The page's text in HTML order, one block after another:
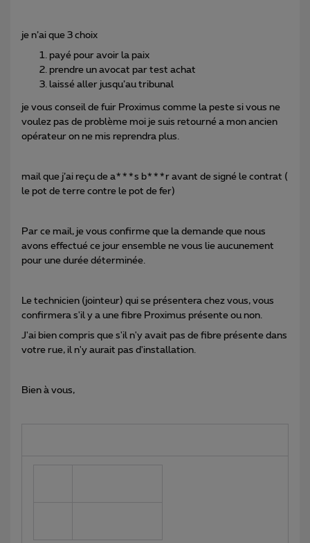
je n’ai que 3 choix
payé pour avoir la paix
prendre un avocat par test achat
laissé aller jusqu’au tribunal
je vous conseil de fuir Proximus comme la peste si vous ne
voulez pas de problème moi je suis retourné a mon ancien
opérateur on ne mis reprendra plus.
mail que j’ai reçu de a***s b***r avant de signé le contrat (
le pot de terre contre le pot de fer)
Par ce mail, je vous confirme que la demande que nous
avons effectué ce jour ensemble ne vous lie aucunement
pour une durée déterminée.
Le technicien (jointeur) qui se présentera chez vous, vous
confirmera s'il y a une fibre Proximus présente ou non.
J'ai bien compris que s'il n'y avait pas de fibre présente dans
votre rue, il n'y aurait pas d'installation.
Bien à vous,